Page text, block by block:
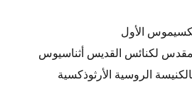
مكسيموس الأول
لكنائس القديس أثناسيوس
الروسية الأرثوذكسية